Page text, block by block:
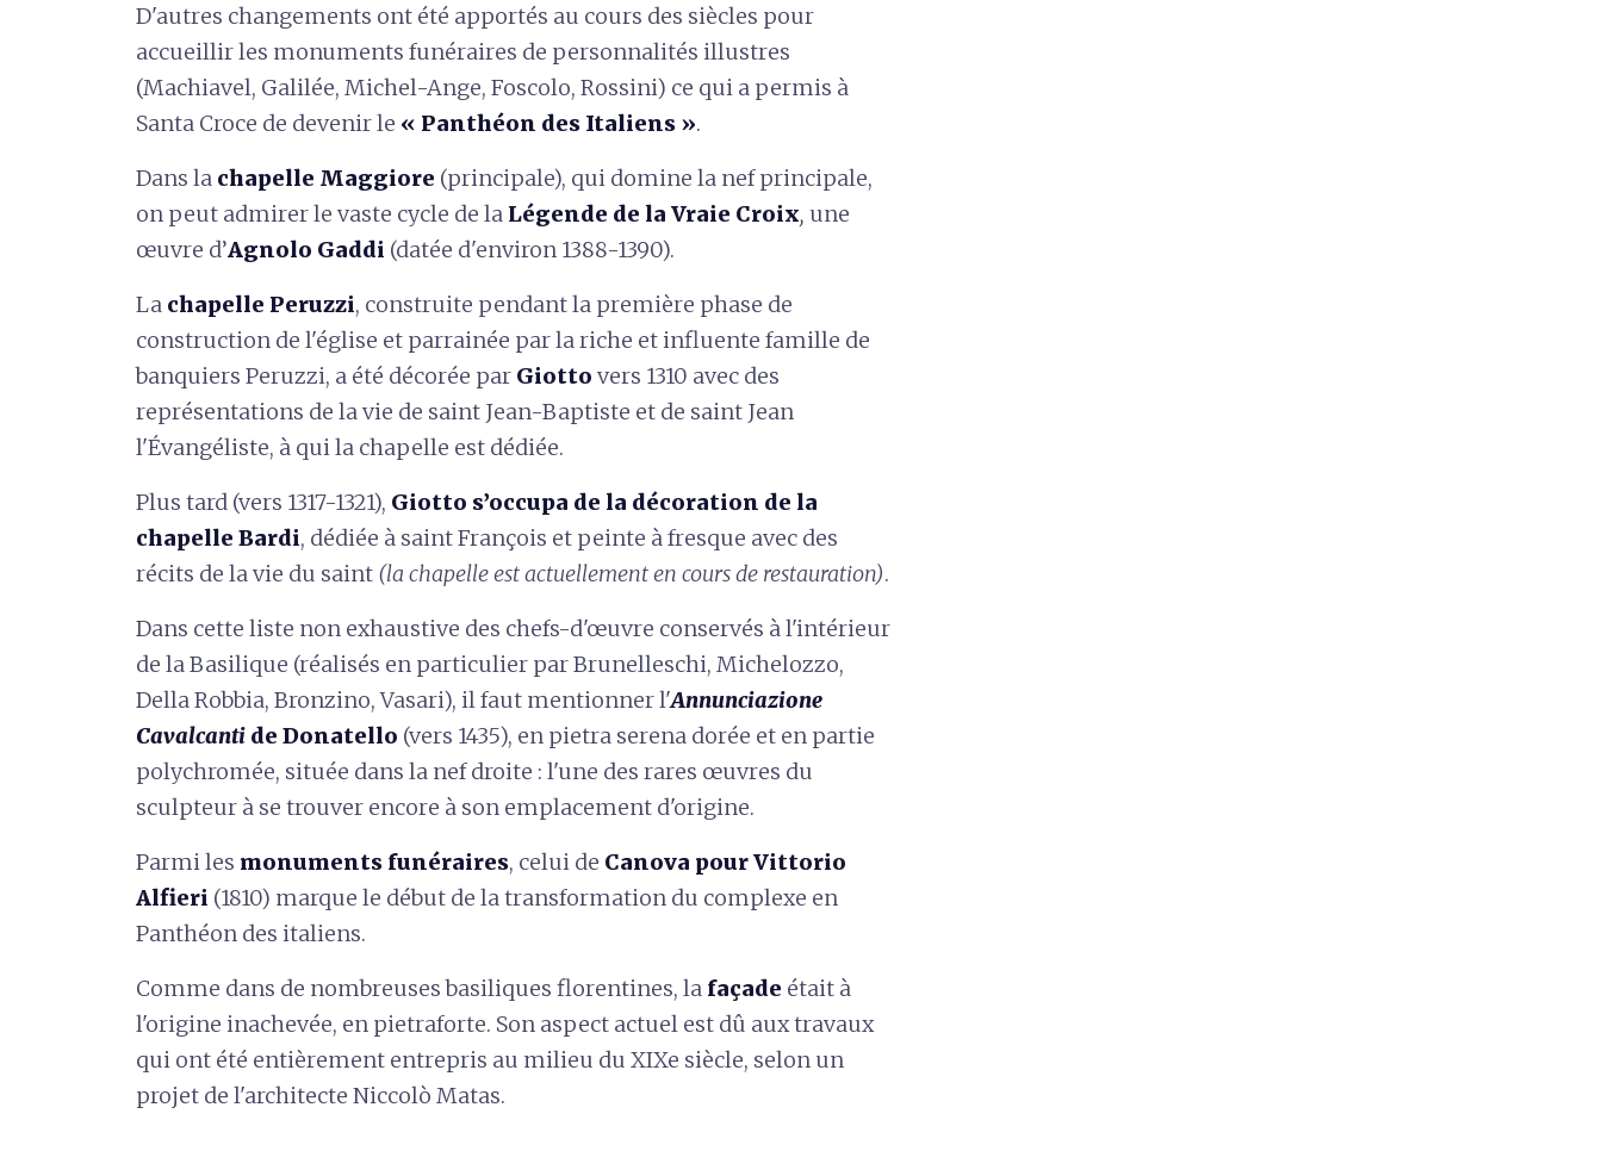
D'autres changements ont été apportés au cours des siècles pour
accueillir les monuments funéraires de personnalités illustres
(Machiavel, Galilée, Michel-Ange, Foscolo, Rossini) ce qui a permis à
Santa Croce de devenir le « Panthéon des Italiens ».
Dans la chapelle Maggiore (principale), qui domine la nef principale,
on peut admirer le vaste cycle de la Légende de la Vraie Croix, une
œuvre d’Agnolo Gaddi (datée d'environ 1388-1390).
La chapelle Peruzzi, construite pendant la première phase de
construction de l'église et parrainée par la riche et influente famille de
banquiers Peruzzi, a été décorée par Giotto vers 1310 avec des
représentations de la vie de saint Jean-Baptiste et de saint Jean
l'Évangéliste, à qui la chapelle est dédiée.
Plus tard (vers 1317-1321), Giotto s’occupa de la décoration de la
chapelle Bardi, dédiée à saint François et peinte à fresque avec des
récits de la vie du saint (la chapelle est actuellement en cours de restauration).
Dans cette liste non exhaustive des chefs-d'œuvre conservés à l'intérieur
de la Basilique (réalisés en particulier par Brunelleschi, Michelozzo,
Della Robbia, Bronzino, Vasari), il faut mentionner l'Annunciazione
Cavalcanti de Donatello (vers 1435), en pietra serena dorée et en partie
polychromée, située dans la nef droite : l'une des rares œuvres du
sculpteur à se trouver encore à son emplacement d'origine.
Parmi les monuments funéraires, celui de Canova pour Vittorio
Alfieri (1810) marque le début de la transformation du complexe en
Panthéon des italiens.
Comme dans de nombreuses basiliques florentines, la façade était à
l'origine inachevée, en pietraforte. Son aspect actuel est dû aux travaux
qui ont été entièrement entrepris au milieu du XIXe siècle, selon un
projet de l'architecte Niccolò Matas.